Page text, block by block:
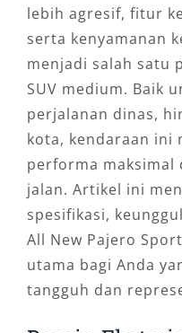
lebih agresif, fitur
serta kenyamanan
menjadi salah satu
SUV medium. Baik
perjalanan dinas,
kota, kendaraan ini
performa maksimal
jalan. Artikel ini
spesifikasi,
All New Pajero
utama bagi Anda
tangguh dan